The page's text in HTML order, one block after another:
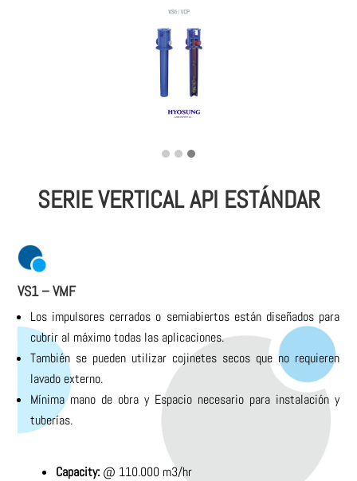
SERIE VERTICAL API ESTÁNDAR
VS1 – VMF
Los impulsores cerrados o semiabiertos están diseñados para
cubrir al máximo todas las aplicaciones.
También se pueden utilizar cojinetes secos que no requieren
lavado externo.
Mínima mano de obra y Espacio necesario para instalación y
tuberías.
Capacity: @ 110.000 m3/hr